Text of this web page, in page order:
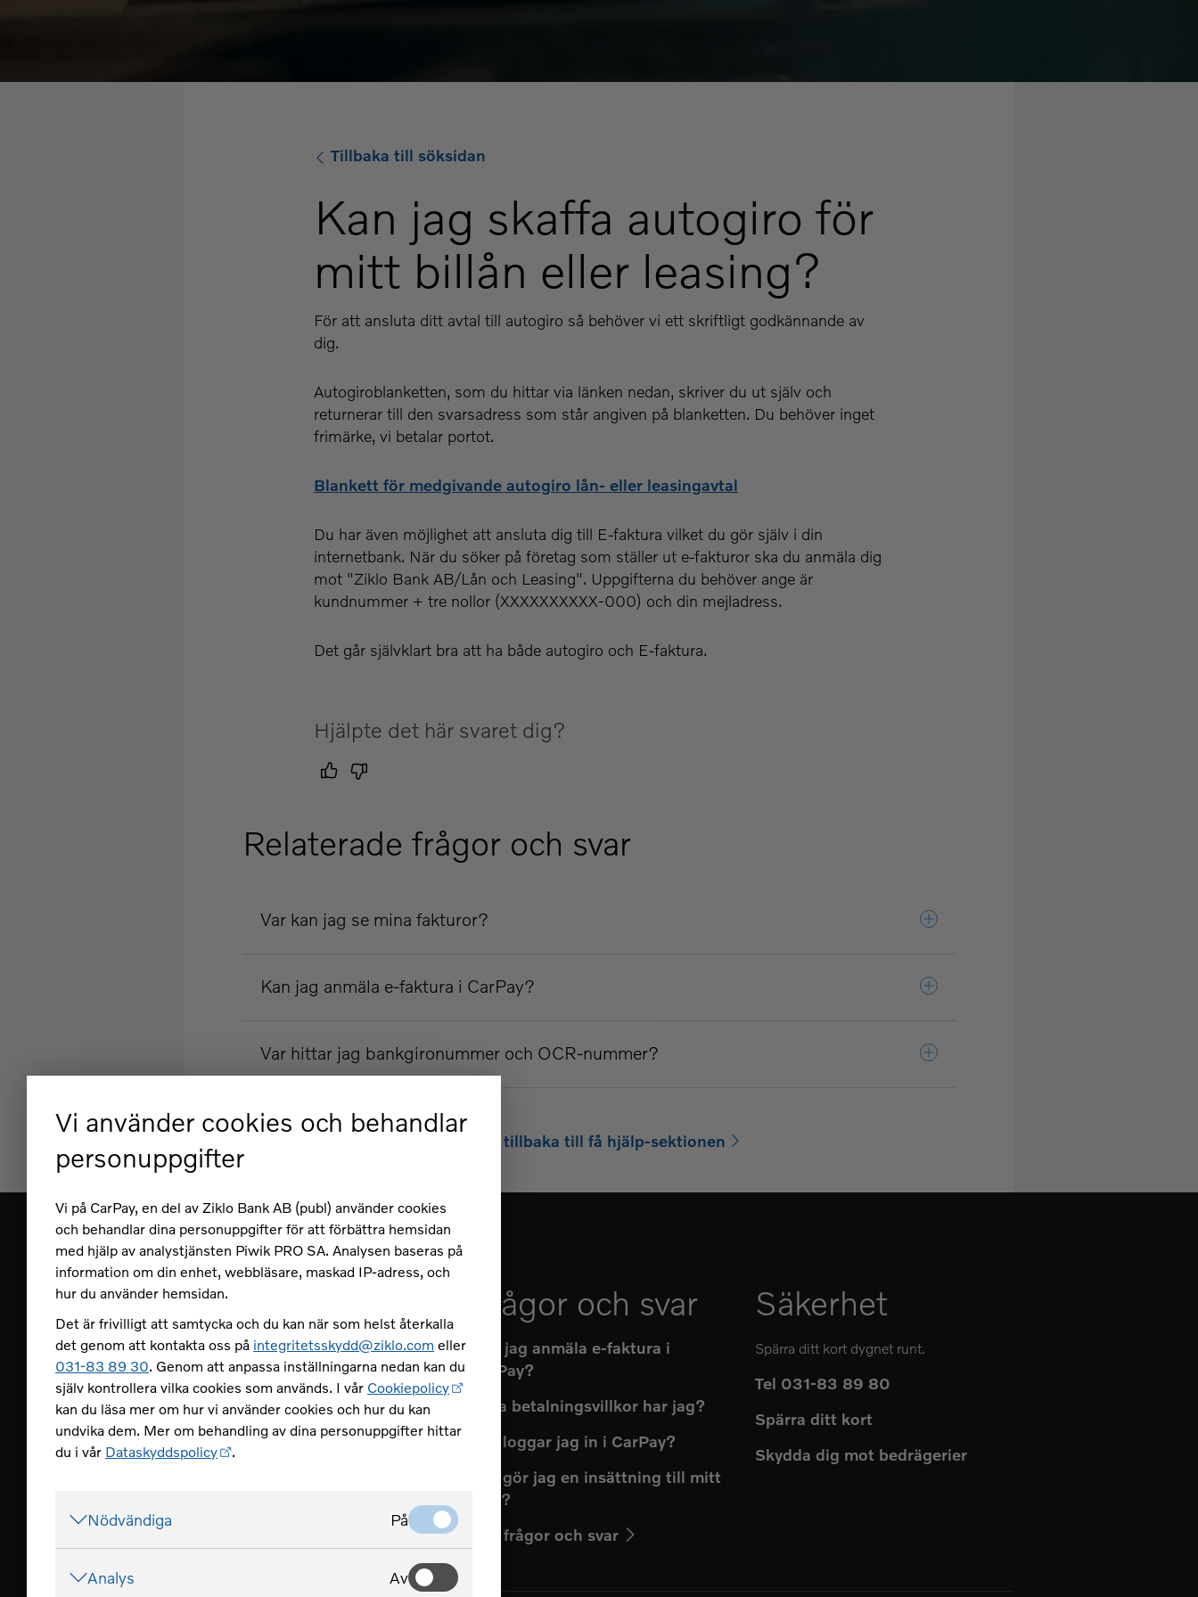
Tillbaka till söksidan
Kan jag skaffa autogiro för
mitt billån eller leasing?
För att ansluta ditt avtal till autogiro så behöver vi ett skriftligt godkännande av
dig.
Autogiroblanketten, som du hittar via länken nedan, skriver du ut själv och
returnerar till den svarsadress som står angiven på blanketten. Du behöver inget
frimärke, vi betalar portot.
Blankett för medgivande autogiro lån- eller leasingavtal
Du har även möjlighet att ansluta dig till E-faktura vilket du gör själv i din
internetbank. När du söker på företag som ställer ut e-fakturor ska du anmäla dig
mot "Ziklo Bank AB/Lån och Leasing". Uppgifterna du behöver ange är
kundnummer + tre nollor (XXXXXXXXXX-000) och din mejladress.
Det går självklart bra att ha både autogiro och E-faktura.
Hjälpte det här svaret dig?
Relaterade frågor och svar
Var kan jag se mina fakturor?
Kan jag anmäla e-faktura i CarPay?
Var hittar jag bankgironummer och OCR-nummer?
Fick du inte svar på din fråga? Gå tillbaka till få hjälp-sektionen
Kundservice
Öppettider: vardagar kl 08-17. Helger och
helgdagar stängt.
Tel 031-83 89 30
Logga in och skicka meddelande
Frågor och svar
Kan jag anmäla e-faktura i
CarPay?
Vilka betalningsvillkor har jag?
Hur loggar jag in i CarPay?
Hur gör jag en insättning till mitt
kort?
Fler frågor och svar
Säkerhet
Spärra ditt kort dygnet runt.
Tel 031-83 89 80
Spärra ditt kort
Skydda dig mot bedrägerier
Vi använder cookies och behandlar
personuppgifter
Vi på CarPay, en del av Ziklo Bank AB (publ) använder cookies
och behandlar dina personuppgifter för att förbättra hemsidan
med hjälp av analystjänsten Piwik PRO SA. Analysen baseras på
information om din enhet, webbläsare, maskad IP-adress, och
hur du använder hemsidan.
Det är frivilligt att samtycka och du kan när som helst återkalla
det genom att kontakta oss på integritetsskydd@ziklo.com eller
031-83 89 30. Genom att anpassa inställningarna nedan kan du
själv kontrollera vilka cookies som används. I vår Cookiepolicy
kan du läsa mer om hur vi använder cookies och hur du kan
undvika dem. Mer om behandling av dina personuppgifter hittar
du i vår Dataskyddspolicy .
Nödvändiga På
Analys Av